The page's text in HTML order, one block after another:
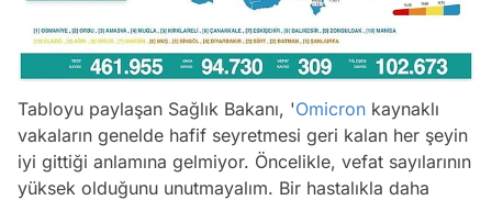
Tabloyu paylaşan Sağlık Bakanı, 'Omicron kaynaklı
vakaların genelde hafif seyretmesi geri kalan her şeyin
iyi gittiği anlamına gelmiyor. Öncelikle, vefat sayılarının
yüksek olduğunu unutmayalım. Bir hastalıkla daha